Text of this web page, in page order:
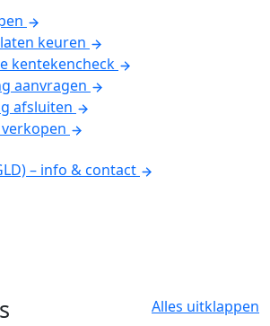
keuren
kentekencheck
aanvragen
afsluiten
– info & contact
Alles uitklappen